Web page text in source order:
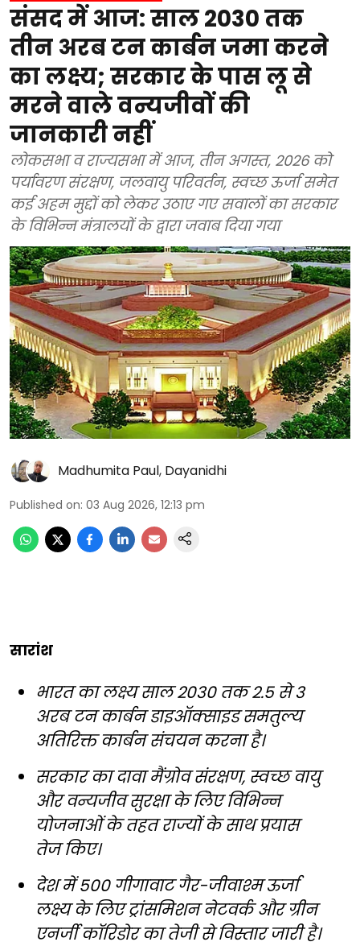
संसद में आज: साल 2030 तक
तीन अरब टन कार्बन जमा करने
का लक्ष्य; सरकार के पास लू से
मरने वाले वन्यजीवों की
जानकारी नहीं
लोकसभा व राज्यसभा में आज, तीन अगस्त, 2026 को
पर्यावरण संरक्षण, जलवायु परिवर्तन, स्वच्छ ऊर्जा समेत
कई अहम मुद्दों को लेकर उठाए गए सवालों का सरकार
के विभिन्न मंत्रालयों के द्वारा जवाब दिया गया
Madhumita Paul, Dayanidhi
Published on: 03 Aug 2026, 12:13 pm
सारांश
भारत का लक्ष्य साल 2030 तक 2.5 से 3
अरब टन कार्बन डाइऑक्साइड समतुल्य
अतिरिक्त कार्बन संचयन करना है।
सरकार का दावा मैंग्रोव संरक्षण, स्वच्छ वायु
और वन्यजीव सुरक्षा के लिए विभिन्न
योजनाओं के तहत राज्यों के साथ प्रयास
तेज किए।
देश में 500 गीगावाट गैर-जीवाश्म ऊर्जा
लक्ष्य के लिए ट्रांसमिशन नेटवर्क और ग्रीन
एनर्जी कॉरिडोर का तेजी से विस्तार जारी है।